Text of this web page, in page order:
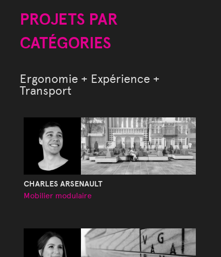
PROJETS PAR
CATÉGORIES
Ergonomie + Expérience +
Transport
CHARLES ARSENAULT
Mobilier modulaire